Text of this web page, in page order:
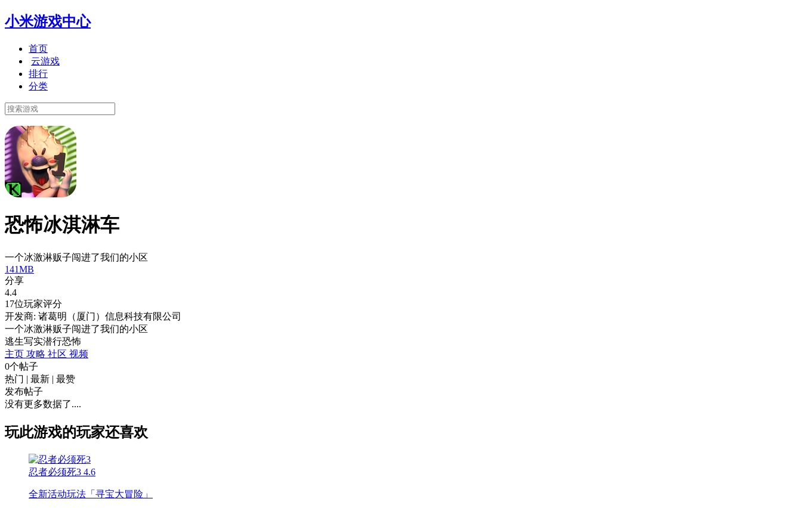
小米游戏中心
首页
云游戏
排行
分类
恐怖冰淇淋车
一个冰激淋贩子闯进了我们的小区
141MB
分享
4.4
17位玩家评分
开发商: 诸葛明（厦门）信息科技有限公司
一个冰激淋贩子闯进了我们的小区
逃生写实潜行恐怖
主页 攻略 社区 视频
0个帖子
热门 | 最新 | 最赞
发布帖子
没有更多数据了....
玩此游戏的玩家还喜欢
忍者必须死3 4.6
全新活动玩法「寻宝大冒险」